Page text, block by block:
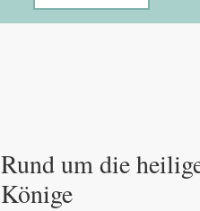
Rund um die
Könige